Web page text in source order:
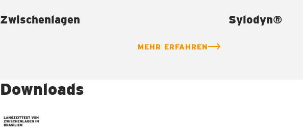
Zwischenlagen
MEHR ERFAHREN
Sylodyn®
Downloads